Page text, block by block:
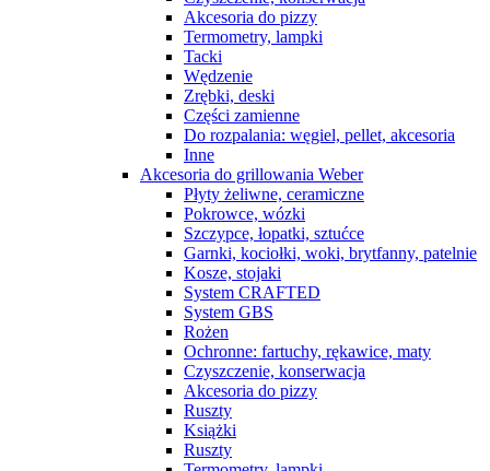
Akcesoria do pizzy
Termometry, lampki
Tacki
Wędzenie
Zrębki, deski
Części zamienne
Do rozpalania: węgiel, pellet, akcesoria
Inne
Akcesoria do grillowania Weber
Płyty żeliwne, ceramiczne
Pokrowce, wózki
Szczypce, łopatki, sztućce
Garnki, kociołki, woki, brytfanny, patelnie
Kosze, stojaki
System CRAFTED
System GBS
Rożen
Ochronne: fartuchy, rękawice, maty
Czyszczenie, konserwacja
Akcesoria do pizzy
Ruszty
Książki
Ruszty